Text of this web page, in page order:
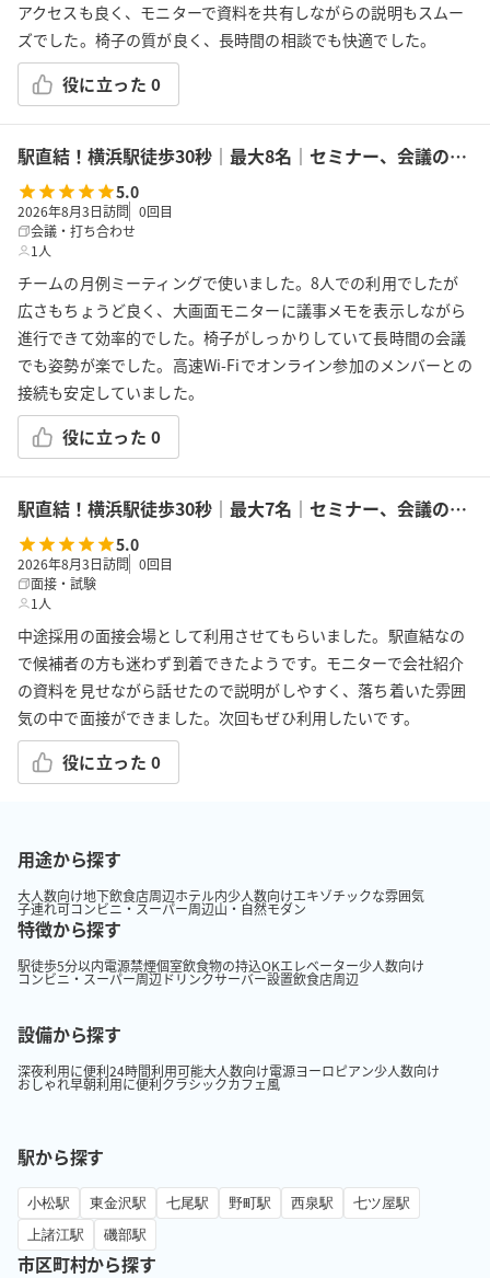
アクセスも良く、モニターで資料を共有しながらの説明もスムー
ズでした。椅子の質が良く、長時間の相談でも快適でした。
役に立った 0
駅直結！横浜駅徒歩30秒｜最大8名｜セミナー、会議の利用に最適！エキニア横浜｜5階ハマポート「ディル」
5.0
2026年8月3日訪問 0回目
会議・打ち合わせ
1人
チームの月例ミーティングで使いました。8人での利用でしたが
広さもちょうど良く、大画面モニターに議事メモを表示しながら
進行できて効率的でした。椅子がしっかりしていて長時間の会議
でも姿勢が楽でした。高速Wi-Fiでオンライン参加のメンバーとの
接続も安定していました。
役に立った 0
駅直結！横浜駅徒歩30秒｜最大7名｜セミナー、会議の利用に最適！エキニア横浜｜5階ハマポート「ローリエ」
5.0
2026年8月3日訪問 0回目
面接・試験
1人
中途採用の面接会場として利用させてもらいました。駅直結なの
で候補者の方も迷わず到着できたようです。モニターで会社紹介
の資料を見せながら話せたので説明がしやすく、落ち着いた雰囲
気の中で面接ができました。次回もぜひ利用したいです。
役に立った 0
用途から探す
大人数向け地下飲食店周辺ホテル内少人数向けエキゾチックな雰囲気
子連れ可コンビニ・スーパー周辺山・自然モダン
特徴から探す
駅徒歩5分以内電源禁煙個室飲食物の持込OKエレベーター少人数向け
コンビニ・スーパー周辺ドリンクサーバー設置飲食店周辺
設備から探す
深夜利用に便利24時間利用可能大人数向け電源ヨーロピアン少人数向け
おしゃれ早朝利用に便利クラシックカフェ風
駅から探す
小松駅 東金沢駅 七尾駅 野町駅 西泉駅
七ツ屋駅
上諸江駅
磯部駅
市区町村から探す